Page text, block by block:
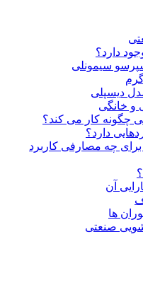
دارد؟
سیمونلی
گرم
دیسپلی
و خانگی
چگونه کار می کند؟
دارد؟
چه مصارفی کاربرد
آن
ها
صنعتی